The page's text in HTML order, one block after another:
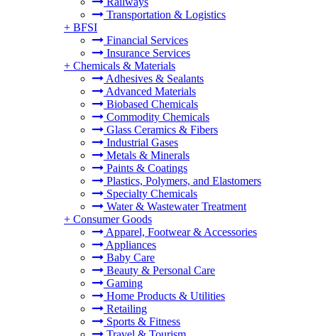
Transportation & Logistics
+ BFSI
Financial Services
Insurance Services
+ Chemicals & Materials
Adhesives & Sealants
Advanced Materials
Biobased Chemicals
Commodity Chemicals
Glass Ceramics & Fibers
Industrial Gases
Metals & Minerals
Paints & Coatings
Plastics, Polymers, and Elastomers
Specialty Chemicals
Water & Wastewater Treatment
+ Consumer Goods
Apparel, Footwear & Accessories
Appliances
Baby Care
Beauty & Personal Care
Gaming
Home Products & Utilities
Retailing
Sports & Fitness